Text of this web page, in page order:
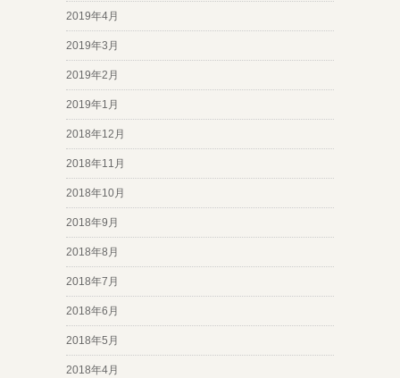
2019年4月
2019年3月
2019年2月
2019年1月
2018年12月
2018年11月
2018年10月
2018年9月
2018年8月
2018年7月
2018年6月
2018年5月
2018年4月